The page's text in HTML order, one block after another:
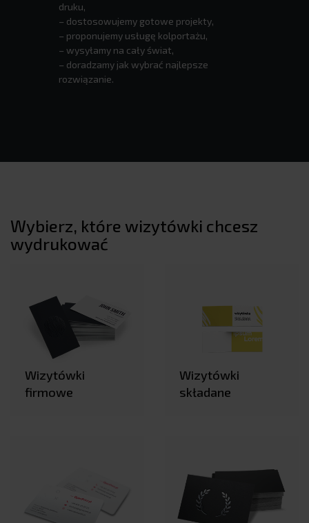
druku,
– dostosowujemy gotowe projekty,
– proponujemy usługę kolportażu,
– wysyłamy na cały świat,
– doradzamy jak wybrać najlepsze
rozwiązanie.
Wybierz, które wizytówki chcesz
wydrukować
Wizytówki
firmowe
Wizytówki
składane